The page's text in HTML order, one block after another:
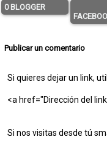
0 BLOGGER
Publicar un comentario
Si quieres dejar un link,
<a href="Dirección del
Si nos visitas desde tú